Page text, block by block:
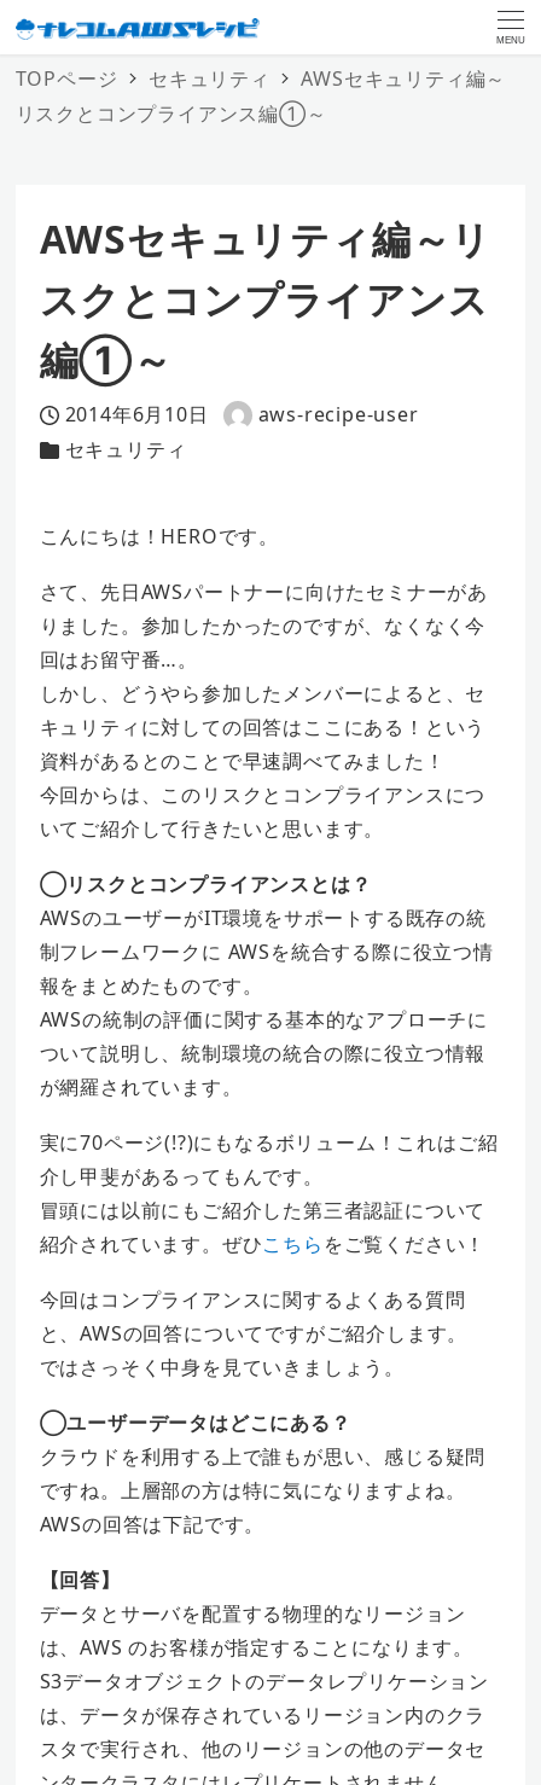
MENU
TOPページ セキュリティ
AWSセキュリティ編～
リスクとコンプライアンス編①～
AWSセキュリティ編～リ
スクとコンプライアンス
編①～
投稿日
2014年6月10日
著
aws-recipe-user
カテゴリー
セキュリティ
こんにちは！HEROです。
さて、先日AWSパートナーに向けたセミナーがあ
りました。参加したかったのですが、なくなく今
回はお留守番…。
しかし、どうやら参加したメンバーによると、セ
キュリティに対しての回答はここにある！という
資料があるとのことで早速調べてみました！
今回からは、このリスクとコンプライアンスにつ
いてご紹介して行きたいと思います。
◯リスクとコンプライアンスとは？
AWSのユーザーがIT環境をサポートする既存の統
制フレームワークに AWSを統合する際に役立つ情
報をまとめたものです。
AWSの統制の評価に関する基本的なアプローチに
ついて説明し、統制環境の統合の際に役立つ情報
が網羅されています。
実に70ページ(!?)にもなるボリューム！これはご紹
介し甲斐があるってもんです。
冒頭には以前にもご紹介した第三者認証について
紹介されています。ぜひこちら をご覧ください！
今回はコンプライアンスに関するよくある質問
と、AWSの回答についてですがご紹介します。
ではさっそく中身を見ていきましょう。
◯ユーザーデータはどこにある？
クラウドを利用する上で誰もが思い、感じる疑問
ですね。上層部の方は特に気になりますよね。
AWSの回答は下記です。
【回答】
データとサーバを配置する物理的なリージョン
は、AWS のお客様が指定することになります。
S3データオブジェクトのデータレプリケーション
は、データが保存されているリージョン内のクラ
スタで実行され、他のリージョンの他のデータセ